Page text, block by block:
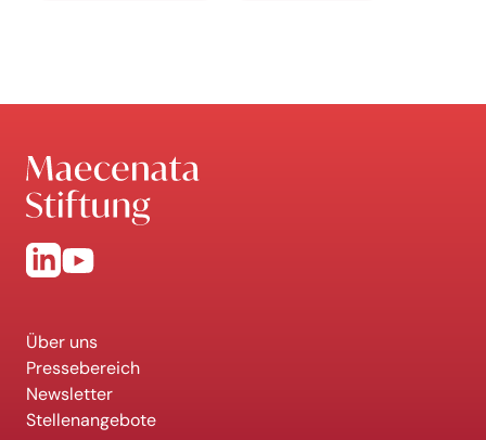
Über uns
Pressebereich
Newsletter
Stellenangebote